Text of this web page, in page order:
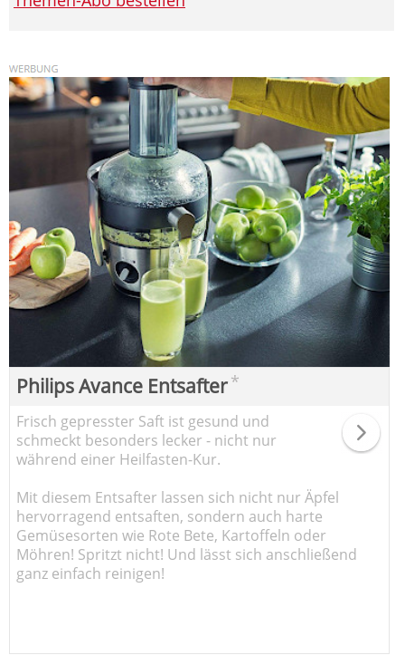
Philips Avance Entsafter*
Frisch gepresster Saft ist gesund und
schmeckt besonders lecker - nicht nur
während einer Heilfasten-Kur.
Mit diesem Entsafter lassen sich nicht nur Äpfel
hervorragend entsaften, sondern auch harte
Gemüsesorten wie Rote Bete, Kartoffeln oder
Möhren! Spritzt nicht! Und lässt sich anschließend
ganz einfach reinigen!